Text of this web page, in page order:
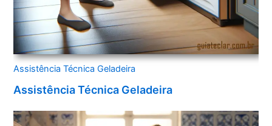
Assistência Técnica Geladeira
Assistência Técnica Geladeira